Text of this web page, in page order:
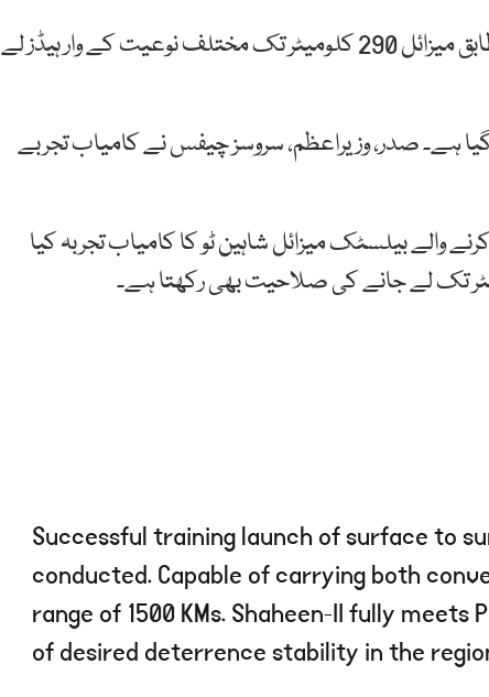
پاک فوج کے شعبہ تعلقات عامہ ( آئی ایس پی آر) کے مطابق میزائل 290 کلومیٹر تک مختلف نوعیت کے وار ہیڈز لے
گیا ہے۔ صدر، وزیراعظم، سروسز چیفس نے کامیاب تجربے
والے بیلسٹک میزائل شاہین ٹو کا کامیاب تجربہ کیا
Successful training launch of surface to
conducted. Capable of carrying both
range of 1500 KMs. Shaheen-II fully
of desired deterrence stability in the